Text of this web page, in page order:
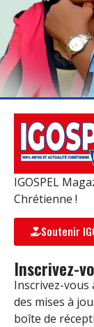
IGOSPEL
Chrétienne !
Soutenir
Inscrivez-
Inscrivez-
des mises à
boîte de